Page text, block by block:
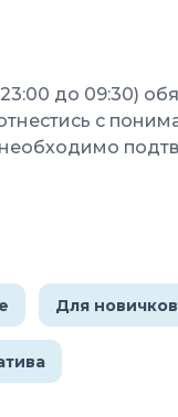
до 09:30)
с
Для новичков